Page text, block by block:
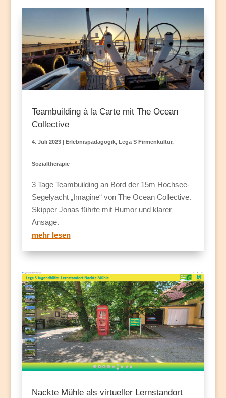
Teambuilding á la Carte mit The Ocean
Collective
4. Juli 2023| Erlebnispädagogik, Lega S Firmenkultur,
Sozialtherapie
3 Tage Teambuilding an Bord der 15m Hochsee-
Segelyacht „Imagine“ von The Ocean Collective.
Skipper Jonas führte mit Humor und klarer
Ansage.
mehr lesen
Nackte Mühle als virtueller Lernstandort